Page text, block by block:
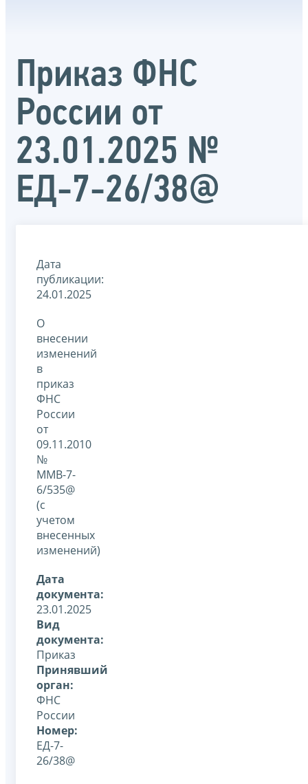
Приказ ФНС
России от
23.01.2025 №
ЕД-7-26/38@
Дата
публикации:
24.01.2025
О
внесении
изменений
в
приказ
ФНС
России
от
09.11.2010
№
ММВ-7-
6/535@
(с
учетом
внесенных
изменений)
Дата
документа:
23.01.2025
Вид
документа:
Приказ
Принявший
орган:
ФНС
России
Номер:
ЕД-7-
26/38@